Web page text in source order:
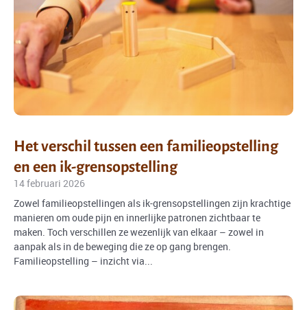
Het verschil tussen een familieopstelling
en een ik-grensopstelling
14 februari 2026
Zowel familieopstellingen als ik-grensopstellingen zijn krachtige
manieren om oude pijn en innerlijke patronen zichtbaar te
maken. Toch verschillen ze wezenlijk van elkaar – zowel in
aanpak als in de beweging die ze op gang brengen.
Familieopstelling – inzicht via...